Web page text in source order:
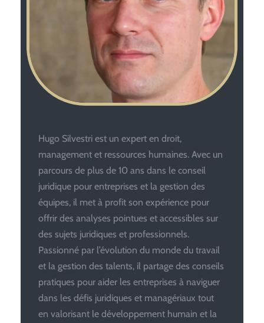
Hugo Silvestri est un expert en droit,
management et ressources humaines. Avec un
parcours de plus de 10 ans dans le conseil
juridique pour entreprises et la gestion des
équipes, il met à profit son expérience pour
offrir des analyses pointues et accessibles sur
des sujets juridiques et professionnels.
Passionné par l’évolution du monde du travail
et la gestion des talents, il partage des conseils
pratiques pour aider les entreprises à naviguer
dans les défis juridiques et managériaux tout
en valorisant le développement humain et la